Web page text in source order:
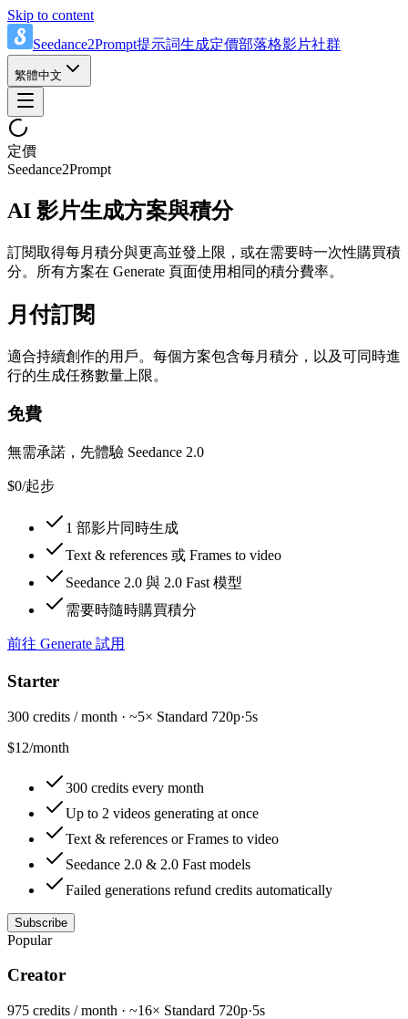
Skip to content
Seedance2Prompt提示詞生成定價部落格影片社群
繁體中文
定價
Seedance2Prompt
AI 影片生成方案與積分
訂閱取得每月積分與更高並發上限，或在需要時一次性購買積
分。所有方案在 Generate 頁面使用相同的積分費率。
月付訂閱
適合持續創作的用戶。每個方案包含每月積分，以及可同時進
行的生成任務數量上限。
免費
無需承諾，先體驗 Seedance 2.0
$0/起步
1 部影片同時生成
Text & references 或 Frames to video
Seedance 2.0 與 2.0 Fast 模型
需要時隨時購買積分
前往 Generate 試用
Starter
300 credits / month · ~5× Standard 720p·5s
$12/month
300 credits every month
Up to 2 videos generating at once
Text & references or Frames to video
Seedance 2.0 & 2.0 Fast models
Failed generations refund credits automatically
Subscribe
Popular
Creator
975 credits / month · ~16× Standard 720p·5s